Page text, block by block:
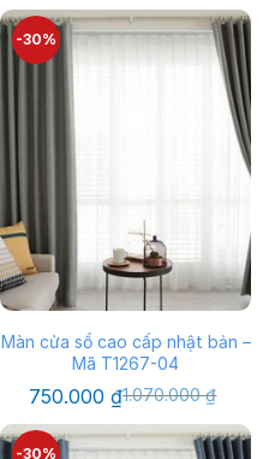
-30%
Màn cửa sổ cao cấp nhật bản –
Mã T1267-04
1.070.000₫
Giá
là:
1.070.000 ₫.
750.000₫Giá
tại
là:
-30%